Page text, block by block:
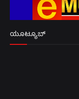
ಯೂಟ್ಯೂಬ್